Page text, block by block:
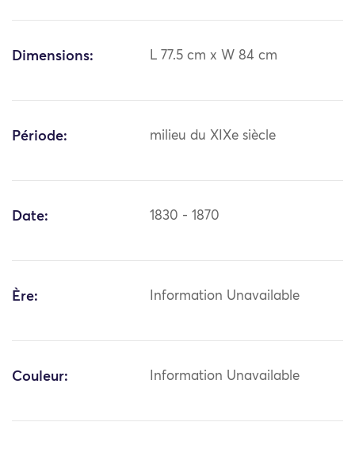
Dimensions: L 77.5 cm x W 84 cm
Période: milieu du XIXe siècle
Date: 1830 - 1870
Ère: Information Unavailable
Couleur: Information Unavailable